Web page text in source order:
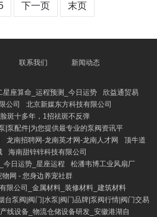
下一页 末页
联系我们 新闻动态
星座算命_运程预测_今日运势
欣益通贸易
公司
北京新媒东方科技有限公司
脸斑十多年，1招祛斑不反弹
|泵配件|为您提供最专业的泵阀资讯平
龙南招聘网-龙南英才网-龙南人才网
顶牛道
海南甜锌锌科技有限公司
今日运势_星座运程
松潘韦博工业风扇厂
物网 - 您身边养宠社群
限公司_金属材料_装修材料_建筑材料
台泵阀|阀门|水泵|阀门品牌|泵阀行情|阀门交易
线设备_物流仓储设备研发_安徽港湖自